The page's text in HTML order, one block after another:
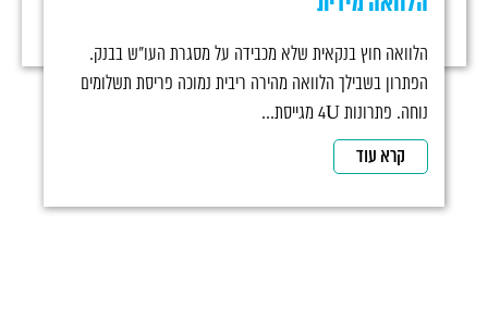
הלוואה חוץ בנקאית שלא מכבידה על מסגרת העו"ש בבנק.
הפתרון בשבילך הלוואה מהירה ריבית נמוכה פריסת תשלומים
נוחה. פתרונות 4U מגייסת...
קרא עוד